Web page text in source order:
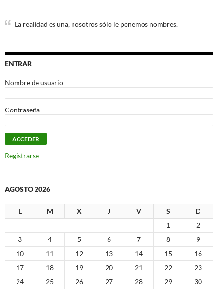
La realidad es una, nosotros sólo le ponemos nombres.
ENTRAR
Nombre de usuario
Contraseña
Registrarse
AGOSTO 2026
L M X J V S
D
1
2
3
4 5 6 7 8
9
10
11 12 13 14 15
16
17
18 19 20 21 22
23
24
25 26 27 28 29
30